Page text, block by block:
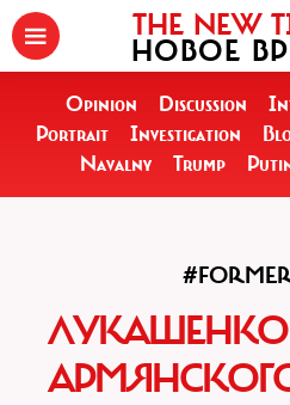
THE NEW
НОВОЕ
Opinion Discussion
Portrait
Investigation
Navalny
Trump
ЛУКАШЕНКО